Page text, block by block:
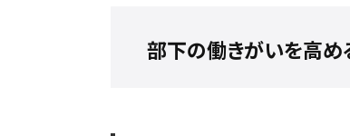
部下の働きがいを高め